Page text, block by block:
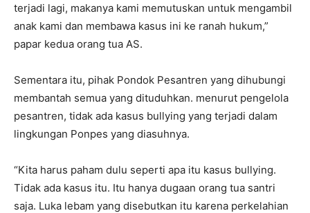
terjadi lagi, makanya kami memutuskan untuk mengambil
anak kami dan membawa kasus ini ke ranah hukum,”
papar kedua orang tua AS.
Sementara itu, pihak Pondok Pesantren yang dihubungi
membantah semua yang dituduhkan. menurut pengelola
pesantren, tidak ada kasus bullying yang terjadi dalam
lingkungan Ponpes yang diasuhnya.
“Kita harus paham dulu seperti apa itu kasus bullying.
Tidak ada kasus itu. Itu hanya dugaan orang tua santri
saja. Luka lebam yang disebutkan itu karena perkelahian